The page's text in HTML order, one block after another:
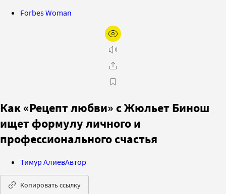
Forbes Woman
Как «Рецепт любви» с Жюльет Бинош
ищет формулу личного и
профессионального счастья
Тимур АлиевАвтор
Копировать ссылку